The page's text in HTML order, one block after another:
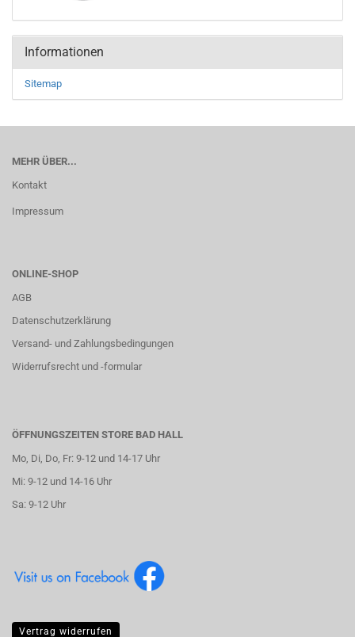
Informationen
Sitemap
MEHR ÜBER...
Kontakt
Impressum
ONLINE-SHOP
AGB
Datenschutzerklärung
Versand- und Zahlungsbedingungen
Widerrufsrecht und -formular
ÖFFNUNGSZEITEN STORE BAD HALL
Mo, Di, Do, Fr: 9-12 und 14-17 Uhr
Mi: 9-12 und 14-16 Uhr
Sa: 9-12 Uhr
Vertrag widerrufen